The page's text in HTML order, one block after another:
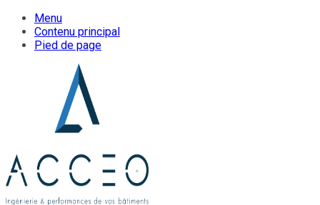
Menu
Contenu principal
Pied de page